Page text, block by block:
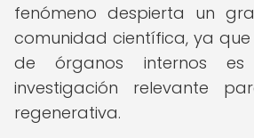
fenómeno despierta un
comunidad científica, ya
de órganos internos
investigación relevante
regenerativa.